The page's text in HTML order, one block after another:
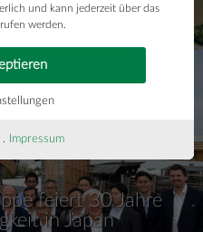
feiert 30 Jahre
in Japan
und kann jederzeit über das
werden.
Impressum